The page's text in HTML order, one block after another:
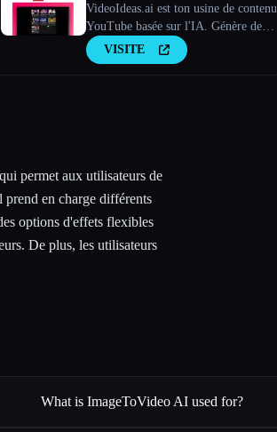
VideoIdeas.ai est ton usine de contenu
YouTube basée sur l'IA. Génère des
scripts dignes d'un virus, de nouvelles
idées de vidéos et du contenu
VISITE
permet aux utilisateurs de
en charge différents
options d'effets flexibles
De plus, les utilisateurs
What is ImageToVideo AI used for?